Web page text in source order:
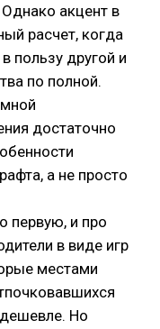
акцент в
расчет, когда
пользу другой и
по полной.
достаточно
а не просто
первую, и про
в виде игр
местами
Но